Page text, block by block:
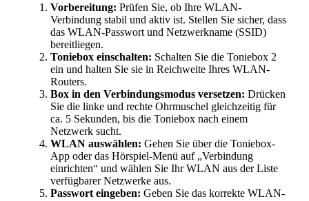
Vorbereitung: Prüfen Sie, ob Ihre WLAN-
Verbindung stabil und aktiv ist. Stellen Sie sicher, dass
das WLAN-Passwort und Netzwerkname (SSID)
bereitliegen.
Toniebox einschalten: Schalten Sie die Toniebox 2
ein und halten Sie sie in Reichweite Ihres WLAN-
Routers.
Box in den Verbindungsmodus versetzen: Drücken
Sie die linke und rechte Ohrmuschel gleichzeitig für
ca. 5 Sekunden, bis die Toniebox nach einem
Netzwerk sucht.
WLAN auswählen: Gehen Sie über die Toniebox-
App oder das Hörspiel-Menü auf „Verbindung
einrichten“ und wählen Sie Ihr WLAN aus der Liste
verfügbarer Netzwerke aus.
Passwort eingeben: Geben Sie das korrekte WLAN-